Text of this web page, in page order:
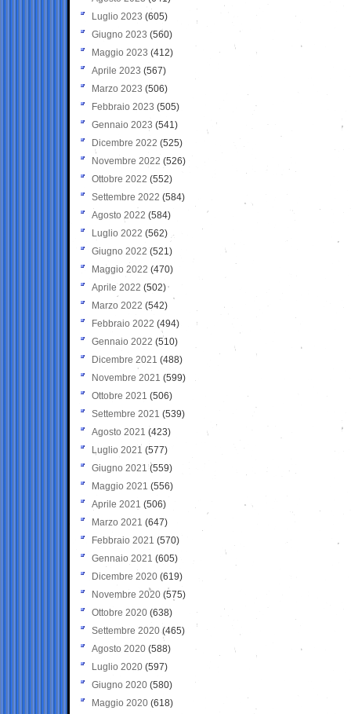
Luglio 2023 (605)
Giugno 2023 (560)
Maggio 2023 (412)
Aprile 2023 (567)
Marzo 2023 (506)
Febbraio 2023 (505)
Gennaio 2023 (541)
Dicembre 2022 (525)
Novembre 2022 (526)
Ottobre 2022 (552)
Settembre 2022 (584)
Agosto 2022 (584)
Luglio 2022 (562)
Giugno 2022 (521)
Maggio 2022 (470)
Aprile 2022 (502)
Marzo 2022 (542)
Febbraio 2022 (494)
Gennaio 2022 (510)
Dicembre 2021 (488)
Novembre 2021 (599)
Ottobre 2021 (506)
Settembre 2021 (539)
Agosto 2021 (423)
Luglio 2021 (577)
Giugno 2021(559)
Maggio 2021 (556)
Aprile 2021 (506)
Marzo 2021 (647)
Febbraio 2021 (570)
Gennaio 2021 (605)
Dicembre 2020 (619)
Novembre 2020 (575)
Ottobre 2020 (638)
Settembre 2020(465)
Agosto 2020 (588)
Luglio 2020 (597)
Giugno 2020 (580)
Maggio 2020 (618)